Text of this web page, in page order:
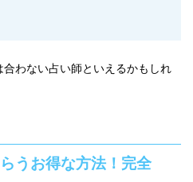
わない占い師といえるかもしれ
うお得な方法！完全